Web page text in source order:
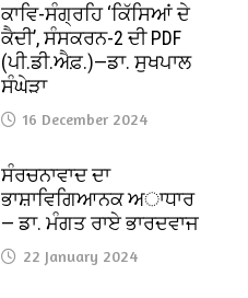
ਕਾਵਿ-ਸੰਗ੍ਰਹਿ ‘ਕਿੱਸਿਆਂ ਦੇ
ਕੈਦੀ’, ਸੰਸਕਰਨ-2 ਦੀ PDF
(ਪੀ.ਡੀ.ਐਫ਼.)—ਡਾ. ਸੁਖਪਾਲ
ਸੰਘੇੜਾ
16 December 2024
ਸੰਰਚਨਾਵਾਦ ਦਾ
ਭਾਸ਼ਾਵਿਗਿਆਨਕ ਅਾਧਾਰ
— ਡਾ. ਮੰਗਤ ਰਾਏ ਭਾਰਦਵਾਜ
22 January 2024